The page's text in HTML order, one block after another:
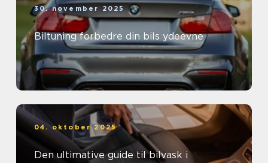
30. november 2025
Biltuning forbedre din bils ydeevne
04. oktober 2025
Den ultimative guide til bilvask i